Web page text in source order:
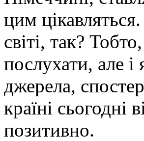
цим
світі, так?
послухати, але і
джерела,
країні
позитивно.